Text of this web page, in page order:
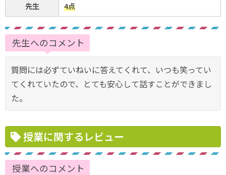
先生 4点
先生へのコメント
質問には必ずていねいに答えてくれて、いつも笑ってい
てくれていたので、とても安心して話すことができまし
た。
授業に関するレビュー
授業へのコメント